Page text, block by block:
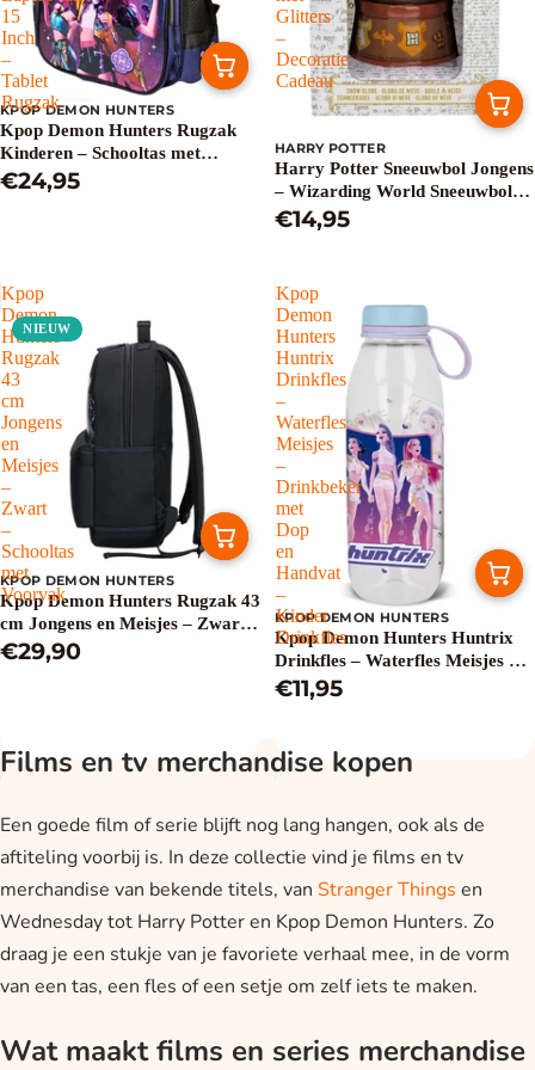
15
Inch
–
Tablet
Rugzak
Uitverkocht
KPOP DEMON HUNTERS
Kpop Demon Hunters Rugzak
Kinderen – Schooltas met
Laptopvak 15 Inch – Tablet
Rugzak
€24,95
Glitters
–
Decoratie
Cadeau
HARRY POTTER
Harry Potter Sneeuwbol Jongens
– Wizarding World Sneeuwbol
met Glitters – Decoratie Cadeau
€14,95
Kpop
Demon
Hunters
Rugzak
43
cm
Jongens
en
Meisjes
–
Zwart
–
Schooltas
met
Voorvak
NIEUW
KPOP DEMON HUNTERS
Kpop Demon Hunters Rugzak 43
cm Jongens en Meisjes – Zwart –
Schooltas met Voorvak
€29,90
Kpop
Demon
Hunters
Huntrix
Drinkfles
–
Waterfles
Meisjes
–
Drinkbeker
met
Dop
en
Handvat
–
Kinder
Drinkfles
KPOP DEMON HUNTERS
Kpop Demon Hunters Huntrix
Drinkfles – Waterfles Meisjes –
Drinkbeker met Dop en Handvat
– Kinder Drinkfles
€11,95
Films en tv merchandise kopen
Een goede film of serie blijft nog lang hangen, ook als de
aftiteling voorbij is. In deze collectie vind je films en tv
merchandise van bekende titels, van Stranger Things en
Wednesday tot Harry Potter en Kpop Demon Hunters. Zo
draag je een stukje van je favoriete verhaal mee, in de vorm
van een tas, een fles of een setje om zelf iets te maken.
Wat maakt films en series merchandise